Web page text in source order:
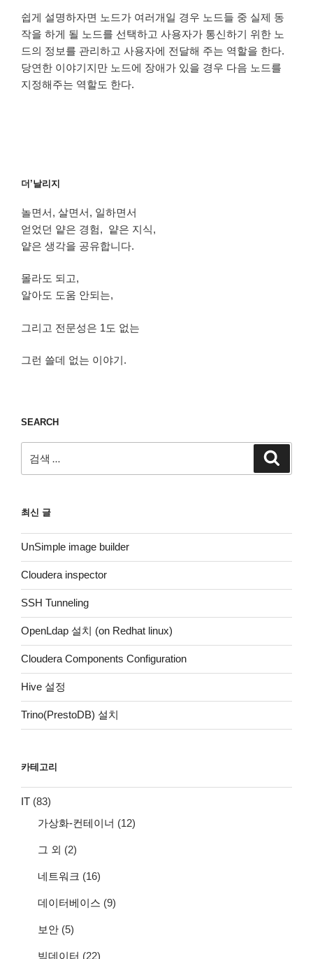
쉽게 설명하자면 노드가 여러개일 경우 노드들 중 실제 동
작을 하게 될 노드를 선택하고 사용자가 통신하기 위한 노
드의 정보를 관리하고 사용자에 전달해 주는 역할을 한다.
당연한 이야기지만 노드에 장애가 있을 경우 다음 노드를
지정해주는 역할도 한다.
더’날리지
놀면서, 살면서, 일하면서
얻었던 얕은 경험, 얕은 지식,
얕은 생각을 공유합니다.
몰라도 되고,
알아도 도움 안되는,
그리고 전문성은 1도 없는
그런 쓸데 없는 이야기.
SEARCH
색:
최신 글
UnSimple image builder
Cloudera inspector
SSH Tunneling
OpenLdap 설치 (on Redhat linux)
Cloudera Components Configuration
Hive 설정
Trino(PrestoDB) 설치
카테고리
IT (83)
가상화-컨테이너 (12)
그 외 (2)
네트워크 (16)
데이터베이스 (9)
보안 (5)
빅데이터 (22)